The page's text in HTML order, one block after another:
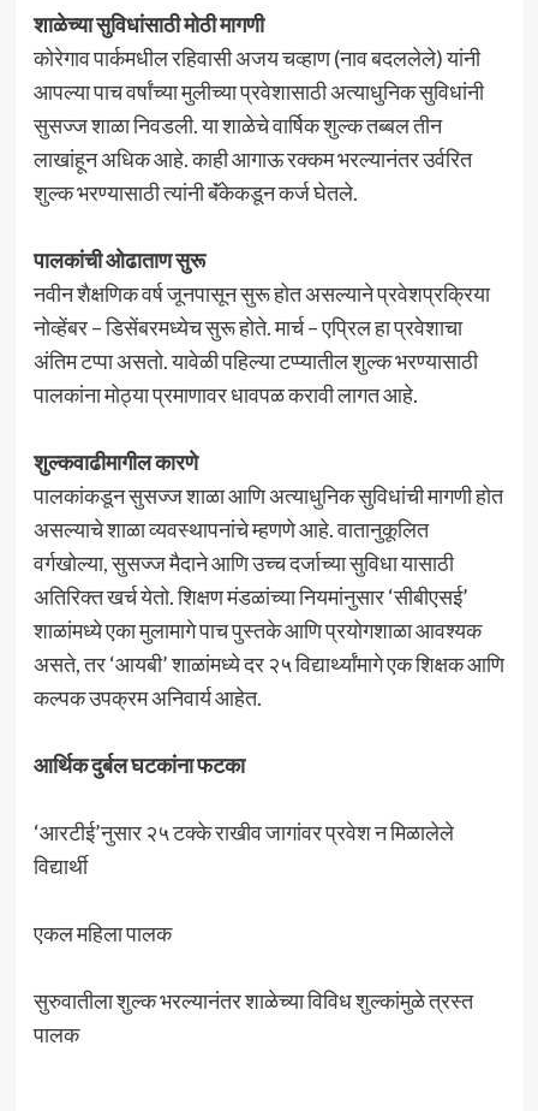
शाळेच्या सुविधांसाठी मोठी मागणी
कोरेगाव पार्कमधील रहिवासी अजय चव्हाण (नाव बदललेले) यांनी
आपल्या पाच वर्षांच्या मुलीच्या प्रवेशासाठी अत्याधुनिक सुविधांनी
सुसज्ज शाळा निवडली. या शाळेचे वार्षिक शुल्क तब्बल तीन
लाखांहून अधिक आहे. काही आगाऊ रक्कम भरल्यानंतर उर्वरित
शुल्क भरण्यासाठी त्यांनी बॅंकेकडून कर्ज घेतले.
पालकांची ओढाताण सुरू
नवीन शैक्षणिक वर्ष जूनपासून सुरू होत असल्याने प्रवेशप्रक्रिया
नोव्हेंबर – डिसेंबरमध्येच सुरू होते. मार्च – एप्रिल हा प्रवेशाचा
अंतिम टप्पा असतो. यावेळी पहिल्या टप्प्यातील शुल्क भरण्यासाठी
पालकांना मोठ्या प्रमाणावर धावपळ करावी लागत आहे.
शुल्कवाढीमागील कारणे
पालकांकडून सुसज्ज शाळा आणि अत्याधुनिक सुविधांची मागणी होत
असल्याचे शाळा व्यवस्थापनांचे म्हणणे आहे. वातानुकूलित
वर्गखोल्या, सुसज्ज मैदाने आणि उच्च दर्जाच्या सुविधा यासाठी
अतिरिक्त खर्च येतो. शिक्षण मंडळांच्या नियमांनुसार ‘सीबीएसई’
शाळांमध्ये एका मुलामागे पाच पुस्तके आणि प्रयोगशाळा आवश्यक
असते, तर ‘आयबी’ शाळांमध्ये दर २५ विद्यार्थ्यांमागे एक शिक्षक आणि
कल्पक उपक्रम अनिवार्य आहेत.
आर्थिक दुर्बल घटकांना फटका
‘आरटीई’नुसार २५ टक्के राखीव जागांवर प्रवेश न मिळालेले
विद्यार्थी
एकल महिला पालक
सुरुवातीला शुल्क भरल्यानंतर शाळेच्या विविध शुल्कांमुळे त्रस्त
पालक